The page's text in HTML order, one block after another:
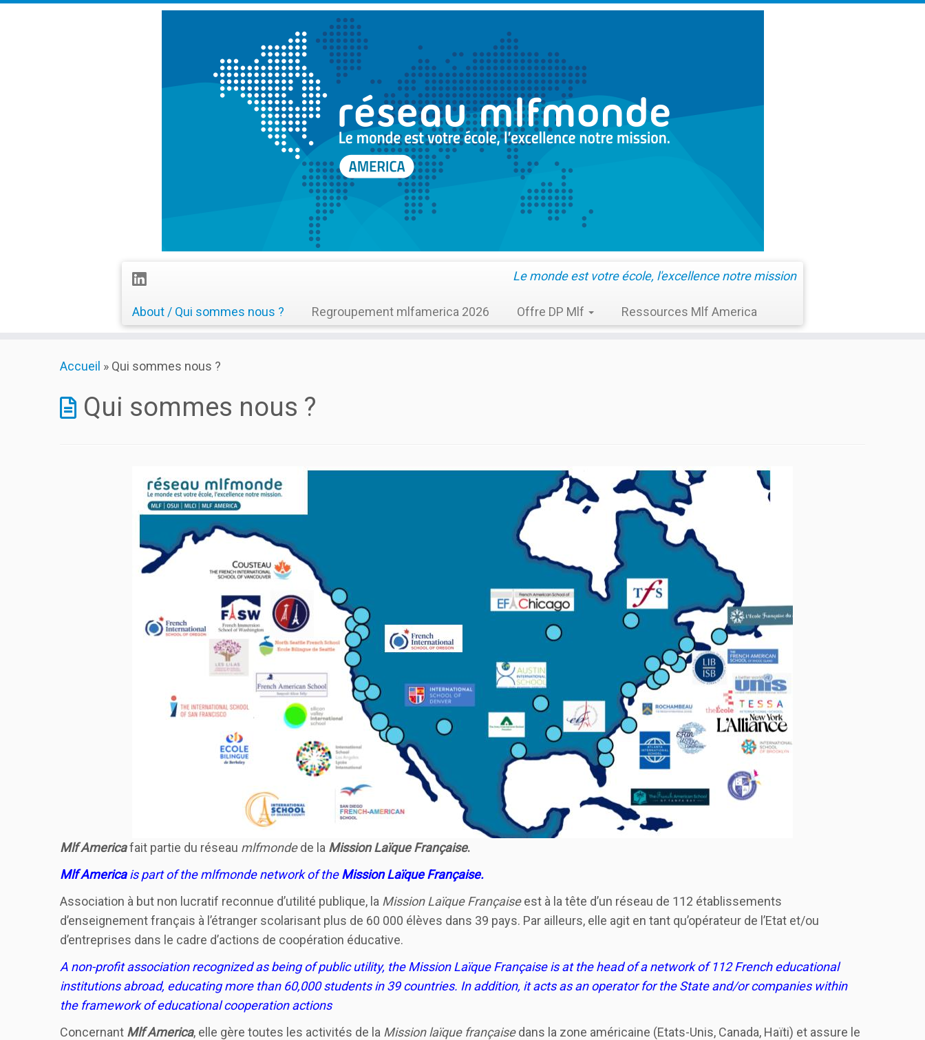
Le monde est votre école, l'excellence notre mission
About / Qui sommes nous ? Regroupement mlfamerica 2026 Offre DP Mlf Ressources Mlf America
Accueil » Qui sommes nous ?
Qui sommes nous ?
Mlf Americafait partie du réseau mlfmondede la Mission Laïque Française.
Mlf Americais part of the mlfmonde network of theMission Laïque Française.
Association à but non lucratif reconnue d’utilité publique, la Mission Laïque Françaiseest à la tête d’un réseau de 112 établissements
d’enseignement français à l’étranger scolarisant plus de 60 000 élèves dans 39 pays. Par ailleurs, elle agit en tant qu’opérateur de l’Etat et/ou
d’entreprises dans le cadre d’actions de coopération éducative.
A non-profit association recognized as being of public utility, the Mission Laïque Française is at the head of a network of 112 French educational
institutions abroad, educating more than 60,000 students in 39 countries. In addition, it acts as an operator for the State and/or companies within
the framework of educational cooperation actions
Concernant Mlf America, elle gère toutes les activités de la Mission laïque françaisedans la zone américaine (Etats-Unis, Canada, Haïti) et assure le